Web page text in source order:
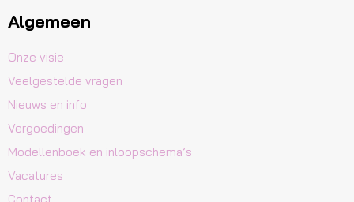
Algemeen
Onze visie
Veelgestelde vragen
Nieuws en info
Vergoedingen
Modellenboek en inloopschema’s
Vacatures